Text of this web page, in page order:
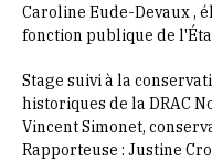
Caroline Eude-Devaux,
fonction publique de
Stage suivi à la
historiques de la DRAC
Vincent Simonet,
Rapporteuse : Justine